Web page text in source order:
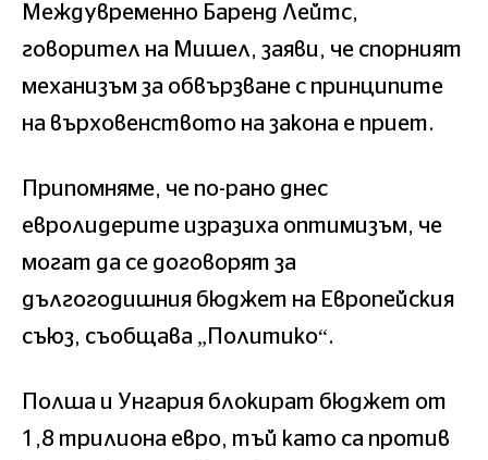
Междувременно Баренд Лейтс,
говорител на Мишел, заяви, че спорният
механизъм за обвързване с принципите
на върховенството на закона е приет.
Припомняме, че по-рано днес
евролидерите изразиха оптимизъм, че
могат да се договорят за
дългогодишния бюджет на Европейския
съюз, съобщава „Политико“.
Полша и Унгария блокират бюджет от
1,8 трилиона евро, тъй като са против